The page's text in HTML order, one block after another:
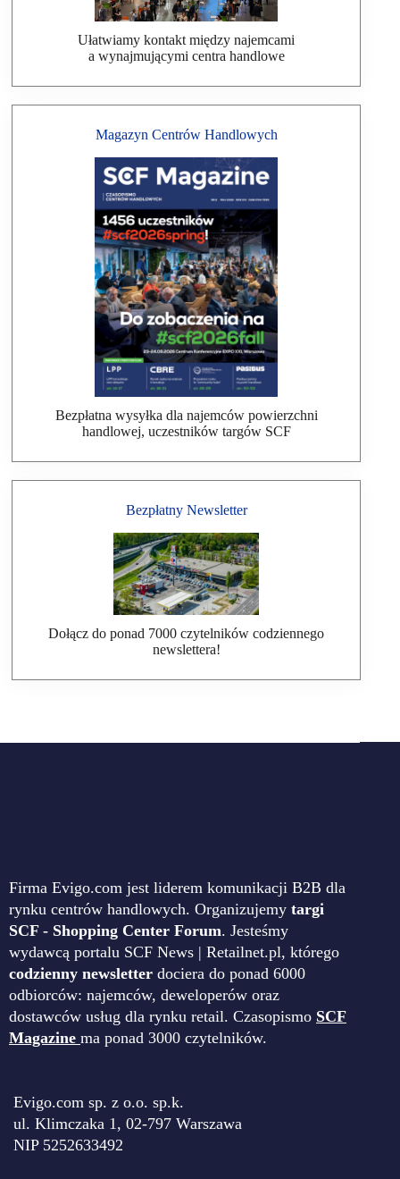
Ułatwiamy kontakt między najemcami
a wynajmującymi centra handlowe
Magazyn Centrów Handlowych
Bezpłatna wysyłka dla najemców powierzchni
handlowej, uczestników targów SCF
Bezpłatny Newsletter
Dołącz do ponad 7000 czytelników codziennego
newslettera!
Firma Evigo.com jest liderem komunikacji B2B dla
rynku centrów handlowych. Organizujemy targi
SCF - Shopping Center Forum. Jesteśmy
wydawcą portalu SCF News | Retailnet.pl, którego
codzienny newsletter dociera do ponad 6000
odbiorców: najemców, deweloperów oraz
dostawców usług dla rynku retail. Czasopismo SCF
Magazine ma ponad 3000 czytelników.
Evigo.com sp. z o.o. sp.k.
ul. Klimczaka 1, 02-797 Warszawa
NIP 5252633492